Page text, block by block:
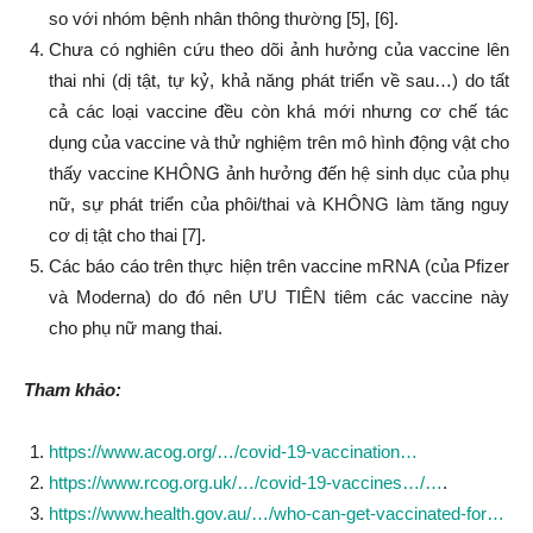
so với nhóm bệnh nhân thông thường [5], [6].
Chưa có nghiên cứu theo dõi ảnh hưởng của vaccine lên
thai nhi (dị tật, tự kỷ, khả năng phát triển về sau…) do tất
cả các loại vaccine đều còn khá mới nhưng cơ chế tác
dụng của vaccine và thử nghiệm trên mô hình động vật cho
thấy vaccine KHÔNG ảnh hưởng đến hệ sinh dục của phụ
nữ, sự phát triển của phôi/thai và KHÔNG làm tăng nguy
cơ dị tật cho thai [7].
Các báo cáo trên thực hiện trên vaccine mRNA (của Pfizer
và Moderna) do đó nên ƯU TIÊN tiêm các vaccine này
cho phụ nữ mang thai.
Tham khảo:
https://www.acog.org/…/covid-19-vaccination…
https://www.rcog.org.uk/…/covid-19-vaccines…/….
https://www.health.gov.au/…/who-can-get-vaccinated-for…